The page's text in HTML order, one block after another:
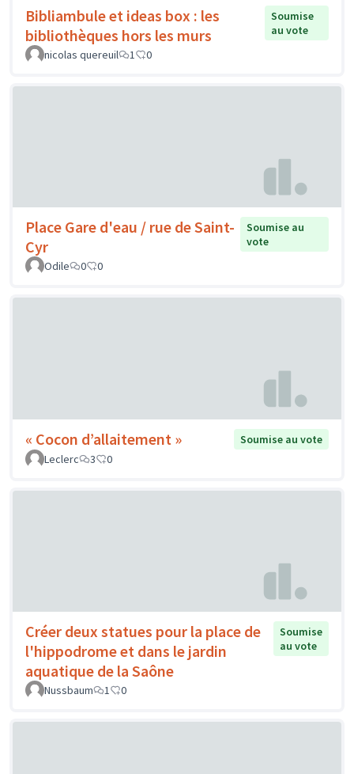
Bibliambule et ideas box : les
bibliothèques hors les murs
Soumise
au vote
nicolas quereuil
1 0
Place Gare d'eau / rue de Saint-
Cyr
Soumise au
vote
Odile
0 0
« Cocon d’allaitement »
Soumise au vote
Leclerc
3 0
Créer deux statues pour la place de
l'hippodrome et dans le jardin
aquatique de la Saône
Soumise
au vote
Nussbaum 1 0